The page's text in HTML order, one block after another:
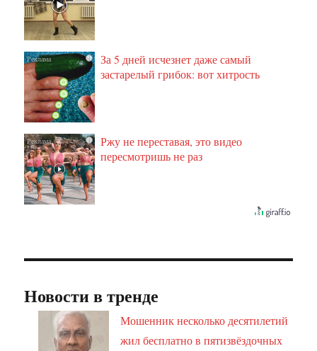
i
За 5 дней исчезнет даже самый
застарелый грибок: вот хитрость
i
Ржу не переставая, это видео
пересмотришь не раз
Новости в тренде
Мошенник несколько десятилетий
жил бесплатно в пятизвёздочных